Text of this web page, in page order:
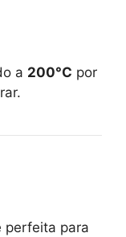
a 200°C por
perfeita para